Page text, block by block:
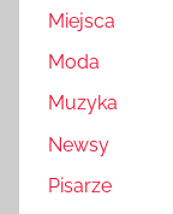
Miejsca
Moda
Muzyka
Newsy
Pisarze